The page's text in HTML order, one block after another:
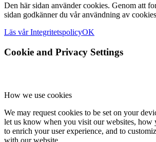
Den här sidan använder cookies. Genom att
sidan godkänner du vår användning av
Läs vår IntegritetspolicyOK
Cookie and Privacy Settings
How we use cookies
We may request cookies to be set on your
let us know when you visit our websites, how
to enrich your user experience, and to